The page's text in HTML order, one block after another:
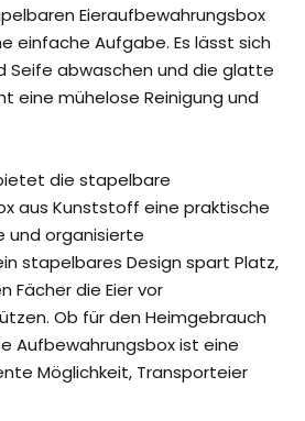
Eieraufbewahrungsbox
einfache Aufgabe. Es lässt sich
Seife abwaschen und die glatte
eine mühelose Reinigung und
die stapelbare
aus Kunststoff eine praktische
und organisierte
stapelbares Design spart Platz,
Fächer die Eier vor
Ob für den Heimgebrauch
Aufbewahrungsbox ist eine
Möglichkeit, Transporteier